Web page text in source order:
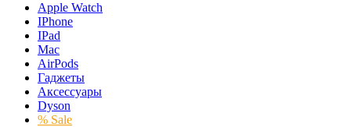
Apple Watch
IPhone
IPad
Mac
AirPods
Гаджеты
Аксессуары
Dyson
% Sale